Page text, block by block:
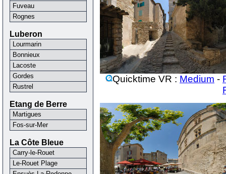
Quicktime VR : Medium -
Fuveau
Rognes
Luberon
Lourmarin
Bonnieux
Lacoste
Gordes
Rustrel
Etang de Berre
Martigues
Fos-sur-Mer
La Côte Bleue
Carry-le-Rouet
Le-Rouet Plage